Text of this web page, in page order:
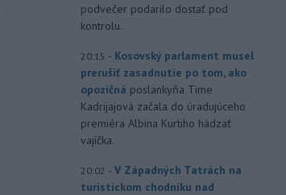
podvečer podarilo dostať pod
kontrolu.
20:15 - Kosovský parlament musel
prerušiť zasadnutie po tom, ako
opozičná poslankyňa Time
Kadrijajová začala do úradujúceho
premiéra Albina Kurtiho hádzať
vajíčka.
20:02 - V Západných Tatrách na
turistickom chodníku nad